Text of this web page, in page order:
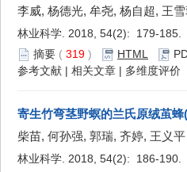
李威, 杨德光, 牟尧, 杨自超, 王
林业科学. 2018, 54(2): 179-185.
摘要 ( 319 ) HTML
参考文献 | 相关文章 | 多维度评价
寄生竹弯茎野螟的兰氏原绒茧
柴苗, 何孙强, 郭瑞, 齐婷, 王义平
林业科学. 2018, 54(2): 186-190.